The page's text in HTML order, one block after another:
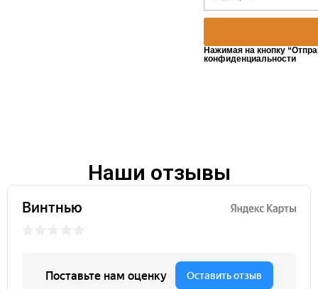
Нажимая на кнопку
конфиденциальности
Наши отзывы